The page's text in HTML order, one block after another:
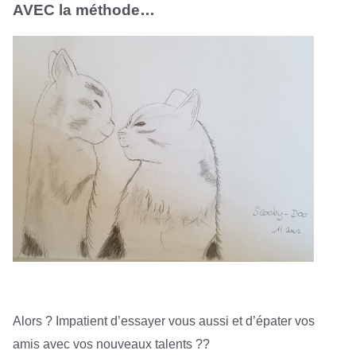
AVEC la méthode…
Alors ? Impatient d’essayer vous aussi et d’épater vos
amis avec vos nouveaux talents ??